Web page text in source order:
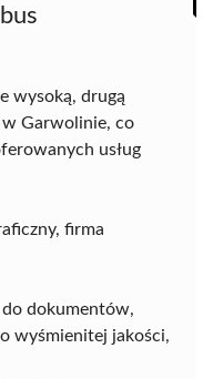
wysoką, drugą
Garwolinie, co
usług
firma
dokumentów,
wyśmienitej jakości,